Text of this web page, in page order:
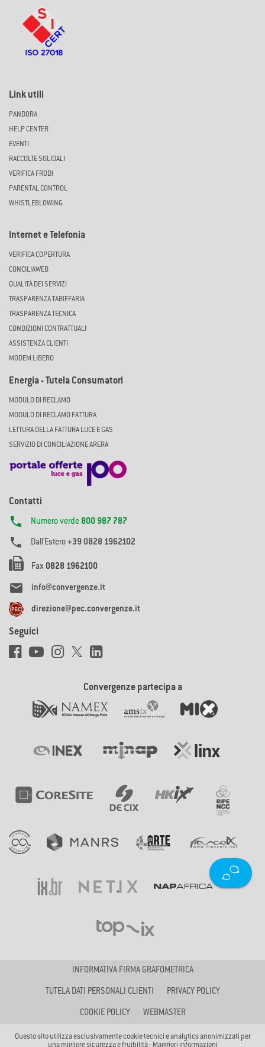
Link utili
PANDORA
HELP CENTER
EVENTI
RACCOLTE SOLIDALI
VERIFICA FRODI
PARENTAL CONTROL
WHISTLEBLOWING
Internet e Telefonia
VERIFICA COPERTURA
CONCILIAWEB
QUALITÀ DEI SERVIZI
TRASPARENZA TARIFFARIA
TRASPARENZA TECNICA
CONDIZIONI CONTRATTUALI
ASSISTENZA CLIENTI
MODEM LIBERO
Energia - Tutela Consumatori
MODULO DI RECLAMO
MODULO DI RECLAMO FATTURA
LETTURA DELLA FATTURA LUCE E GAS
SERVIZIO DI CONCILIAZIONE ARERA
Contatti
 Numero verde 800 987 787
 Dall'Estero +39 0828 1962102
Fax 0828 1962100
 info@convergenze.it
direzione@pec.convergenze.it
Seguici
Convergenze partecipa a
INFORMATIVA FIRMA GRAFOMETRICA
TUTELA DATI PERSONALI CLIENTI PRIVACY POLICY
COOKIE POLICY WEBMASTER
Questo sito utilizza esclusivamente cookie tecnici e analytics anonimizzati per
una migliore sicurezza e fruibilità - Maggiori informazioni